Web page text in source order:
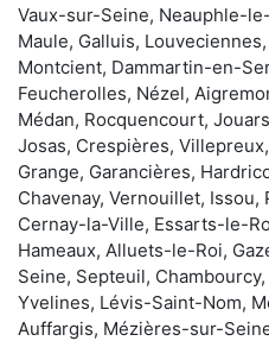
Vaux-sur-Seine, Neauphle-
Maule, Galluis,
Montcient, Dammartin-en-
Feucherolles, Nézel,
Médan, Rocquencourt,
Josas, Crespières,
Grange, Garancières,
Chavenay, Vernouillet,
Cernay-la-Ville, Essarts-le-
Hameaux, Alluets-le-Roi,
Seine, Septeuil,
Yvelines, Lévis-Saint-Nom,
Auffargis, Mézières-sur-